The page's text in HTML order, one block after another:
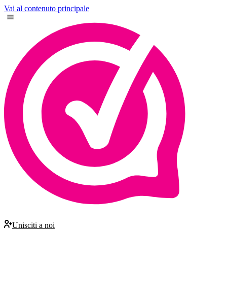
Vai al contenuto principale
Unisciti a noi